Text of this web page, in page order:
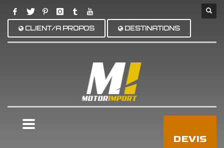
CLIENT/A PROPOS DESTINATIONS
DEVIS